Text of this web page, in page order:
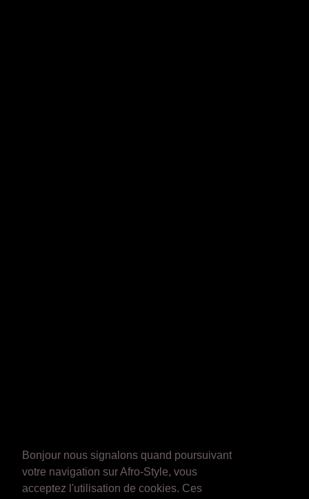
Bonjour nous signalons quand poursuivant
votre navigation sur Afro-Style, vous
acceptez l'utilisation de cookies. Ces